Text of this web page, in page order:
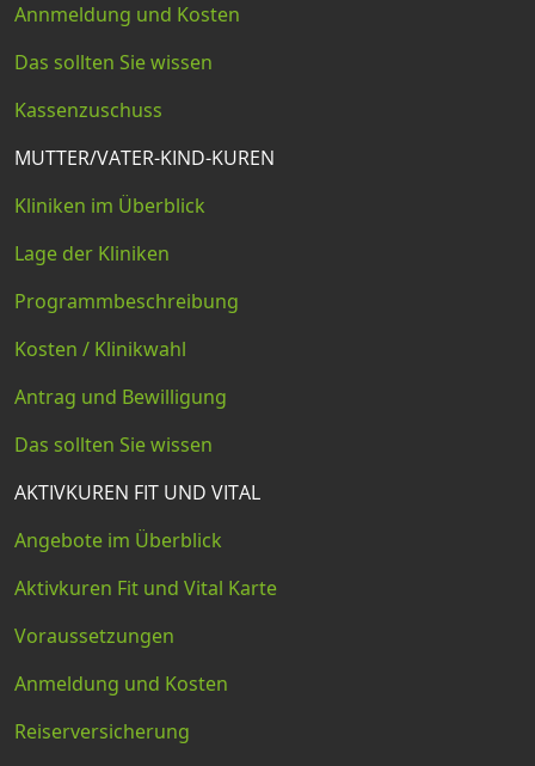
Annmeldung und Kosten
Das sollten Sie wissen
Kassenzuschuss
MUTTER/VATER-KIND-KUREN
Kliniken im Überblick
Lage der Kliniken
Programmbeschreibung
Kosten / Klinikwahl
Antrag und Bewilligung
Das sollten Sie wissen
AKTIVKUREN FIT UND VITAL
Angebote im Überblick
Aktivkuren Fit und Vital Karte
Voraussetzungen
Anmeldung und Kosten
Reiserversicherung